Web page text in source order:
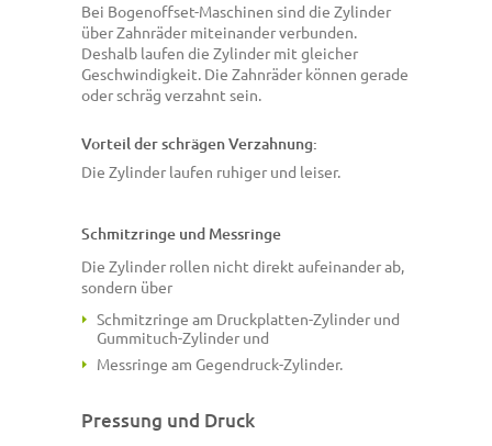
Bei Bogenoffset-Maschinen sind die Zylinder
über Zahnräder miteinander verbunden.
Deshalb laufen die Zylinder mit gleicher
Geschwindigkeit. Die Zahnräder können gerade
oder schräg verzahnt sein.
Vorteil der schrägen Verzahnung:
Die Zylinder laufen ruhiger und leiser.
Schmitzringe und Messringe
Die Zylinder rollen nicht direkt aufeinander ab,
sondern über
Schmitzringe am Druckplatten-Zylinder und
Gummituch-Zylinder und
Messringe am Gegendruck-Zylinder.
Pressung und Druck